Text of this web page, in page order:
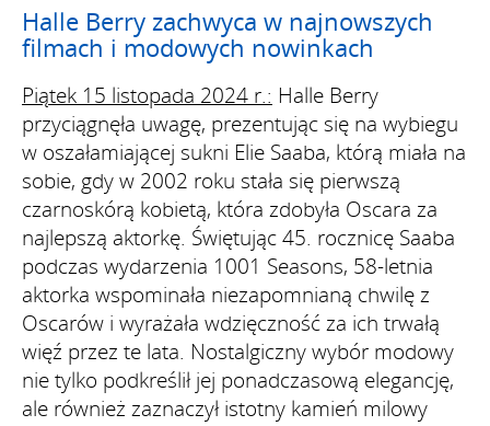
Halle Berry zachwyca w najnowszych
filmach i modowych nowinkach
Piątek 15 listopada 2024 r.: Halle Berry
przyciągnęła uwagę, prezentując się na wybiegu
w oszałamiającej sukni Elie Saaba, którą miała na
sobie, gdy w 2002 roku stała się pierwszą
czarnoskórą kobietą, która zdobyła Oscara za
najlepszą aktorkę. Świętując 45. rocznicę Saaba
podczas wydarzenia 1001 Seasons, 58-letnia
aktorka wspominała niezapomnianą chwilę z
Oscarów i wyrażała wdzięczność za ich trwałą
więź przez te lata. Nostalgiczny wybór modowy
nie tylko podkreślił jej ponadczasową elegancję,
ale również zaznaczył istotny kamień milowy